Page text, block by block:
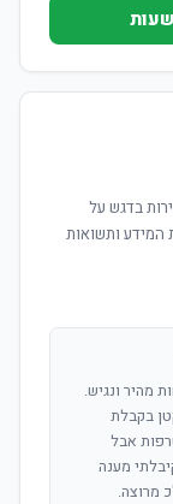
בדגש על
המידע ותשואות
מהיר ונגיש.
בקבלת
אבל
מענה
מרוצה.